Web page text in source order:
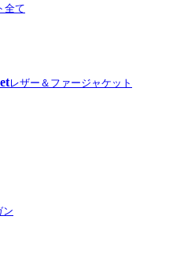
全て
レザー＆ファージャケット
ン